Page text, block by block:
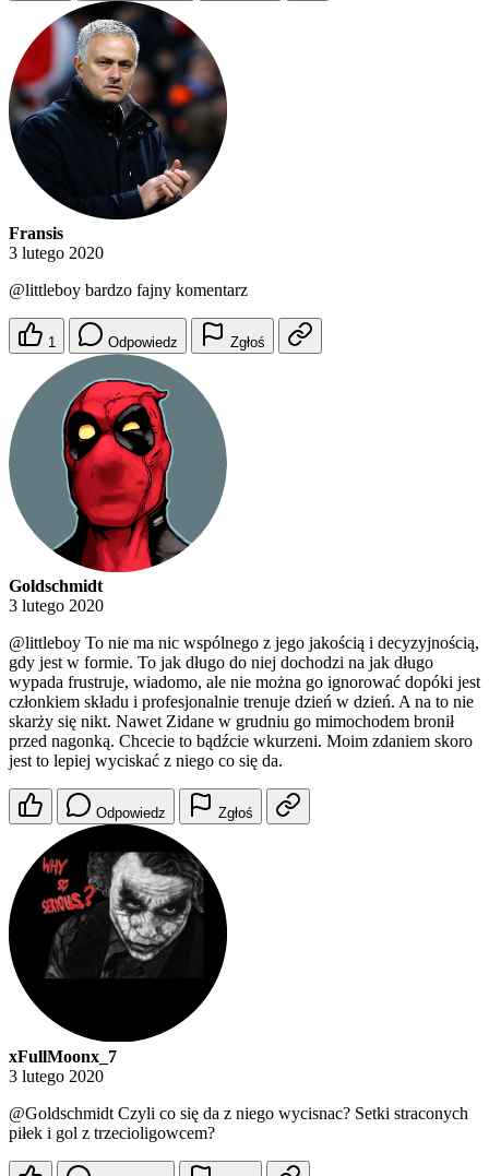
Fransis
3 lutego 2020
@littleboy bardzo fajny komentarz
1 Odpowiedz Zgłoś
Goldschmidt
3 lutego 2020
@littleboy To nie ma nic wspólnego z jego jakością i decyzyjnością,
gdy jest w formie. To jak długo do niej dochodzi na jak długo
wypada frustruje, wiadomo, ale nie można go ignorować dopóki jest
członkiem składu i profesjonalnie trenuje dzień w dzień. A na to nie
skarży się nikt. Nawet Zidane w grudniu go mimochodem bronił
przed nagonką. Chcecie to bądźcie wkurzeni. Moim zdaniem skoro
jest to lepiej wyciskać z niego co się da.
Odpowiedz Zgłoś
xFullMoonx_7
3 lutego 2020
@Goldschmidt Czyli co się da z niego wycisnac? Setki straconych
piłek i gol z trzecioligowcem?